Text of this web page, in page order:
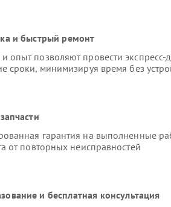
и быстрый ремонт
опыт позволяют провести экспресс-
сроки, минимизируя время без
гарантия на выполненные
от повторных неисправностей
и бесплатная консультация